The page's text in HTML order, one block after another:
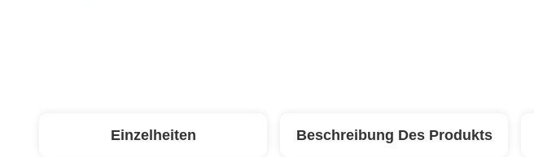
Einzelheiten Beschreibung Des Produkts